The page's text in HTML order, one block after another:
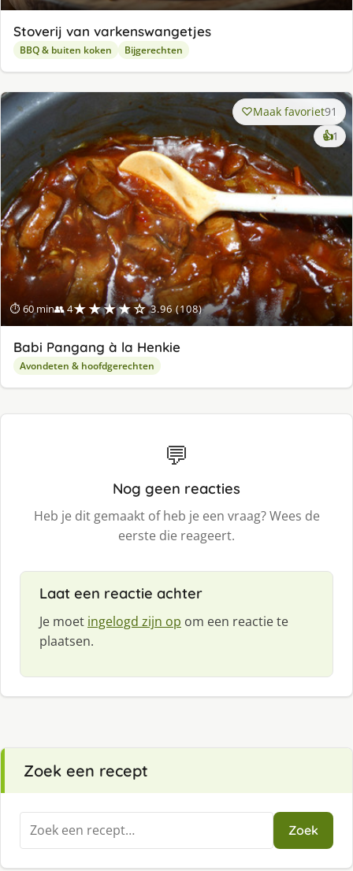
Stoverij van varkenswangetjes
BBQ & buiten koken Bijgerechten
⏱ 60 min👥 4★★★★☆ 3.96 (108)
Maak favoriet91
👍1
Babi Pangang à la Henkie
Avondeten & hoofdgerechten
💬
Nog geen reacties
Heb je dit gemaakt of heb je een vraag? Wees de
eerste die reageert.
Laat een reactie achter
Je moet ingelogd zijn op om een reactie te
plaatsen.
Zoek een recept
Zoeken
naar:
Zoek